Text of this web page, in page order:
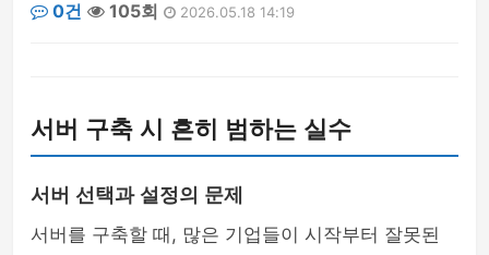
0건
105회 2026.05.18 14:19
서버 구축 시 흔히 범하는 실수
서버 선택과 설정의 문제
서버를 구축할 때, 많은 기업들이 시작부터 잘못된